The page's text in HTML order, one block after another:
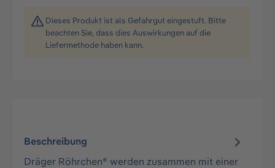
Dieses Produkt ist als Gefahrgut eingestuft. Bitte
beachten Sie, dass dies Auswirkungen auf die
Liefermethode haben kann.
Beschreibung
Dräger Röhrchen® werden zusammen mit einer